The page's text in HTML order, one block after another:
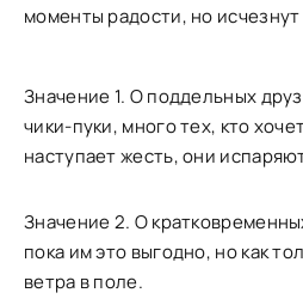
моменты радости, но исчезнут
Значение 1. О поддельных
чики-пуки, много тех, кто
наступает жесть, они
Значение 2. О
пока им это выгодно, но как
ветра в поле.